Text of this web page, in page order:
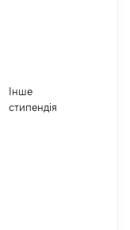
Інше
стипендія